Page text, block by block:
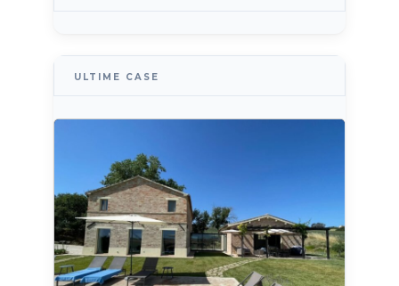
ULTIME CASE